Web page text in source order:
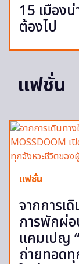
15 เมือง
ต้องไป
แฟชั่น
แฟชั่น
จากการเ
การพักผ่อ
แคมเปญ
ถ่ายทอด